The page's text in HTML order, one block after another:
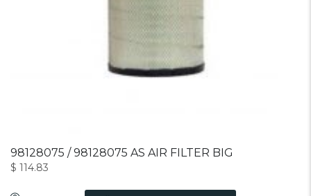
98128075 / 98128075 AS AIR FILTER BIG
$ 114.83